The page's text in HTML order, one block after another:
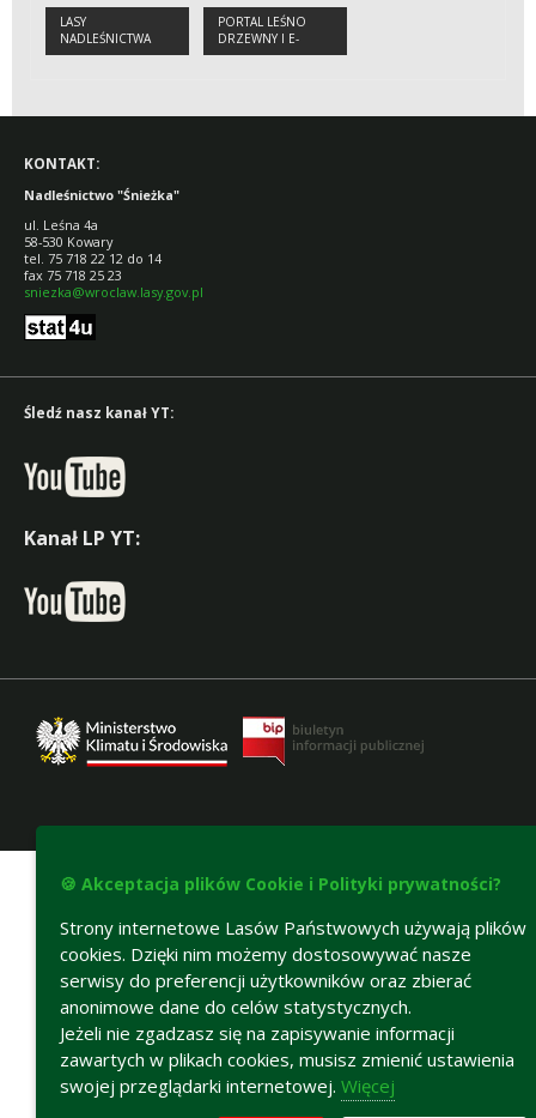
LASY
NADLEŚNICTWA
PORTAL LEŚNO
DRZEWNY I E-
DREWNO
KONTAKT:
Nadleśnictwo "Śnieżka"
ul. Leśna 4a
58-530 Kowary
tel. 75 718 22 12 do 14
fax 75 718 25 23
sniezka@wroclaw.lasy.gov.pl
Śledź nasz kanał YT:
Kanał LP YT:
🍪 Akceptacja plików Cookie i Polityki prywatności?
Strony internetowe Lasów Państwowych używają plików
cookies. Dzięki nim możemy dostosowywać nasze
serwisy do preferencji użytkowników oraz zbierać
anonimowe dane do celów statystycznych.
Jeżeli nie zgadzasz się na zapisywanie informacji
zawartych w plikach cookies, musisz zmienić ustawienia
swojej przeglądarki internetowej. Więcej